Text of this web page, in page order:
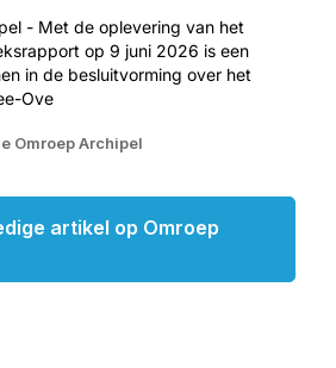
- Met de oplevering van het
op 9 juni 2026 is een
in de besluitvorming over het
Ove
Omroep Archipel
artikel op Omroep